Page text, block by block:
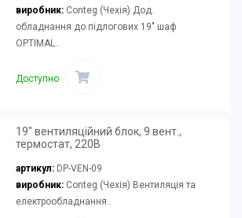
виробник:Conteg (Чехія) Дод.
обладнання до підлогових 19" шаф
OPTIMAL..
Доступно
19" вентиляційний блок, 9 вент.,
термостат, 220В
артикул: DP-VEN-09
виробник:Conteg (Чехія) Вентиляція та
електрообладнання..